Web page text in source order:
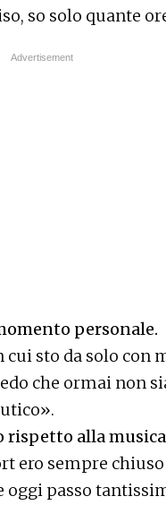
so solo quante
personale.
sto da solo con
che ormai non
rispetto alla
ero sempre
oggi passo